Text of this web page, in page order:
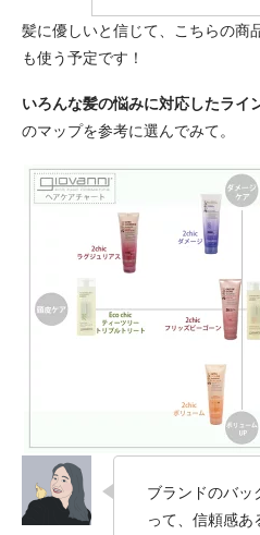
髪に優しいと信じて、こちらの商
も使う予定です！
いろんな髪の悩みに対応したライ
のマップを参考に選んでみて。
ブランドのバッ
って、信頼感